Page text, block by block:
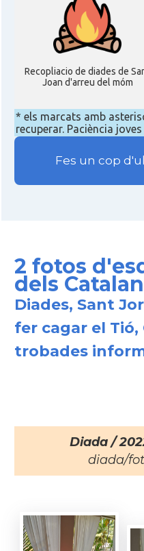
Recopliacio de diades de
Joan d'arreu del móm
* els marcats amb
recuperar. Paciència
Fes un cop
2 fotos
dels
Diades, Sant
fer cagar el Tió,
trobades
Diada /
diada/